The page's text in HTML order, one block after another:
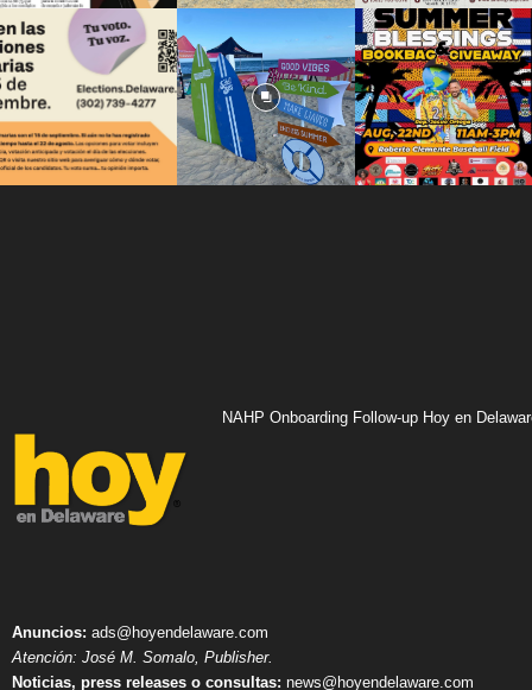
NAHP Onboarding Follow-up Hoy en
Anuncios: ads@hoyendelaware.com
Atención: José M. Somalo, Publisher.
Noticias, press releases o consultas: news@hoyendelaware.com